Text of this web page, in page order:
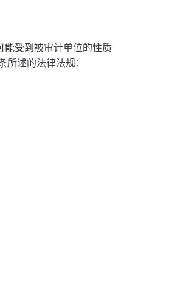
能受到被审计单位的性质
述的法律法规：